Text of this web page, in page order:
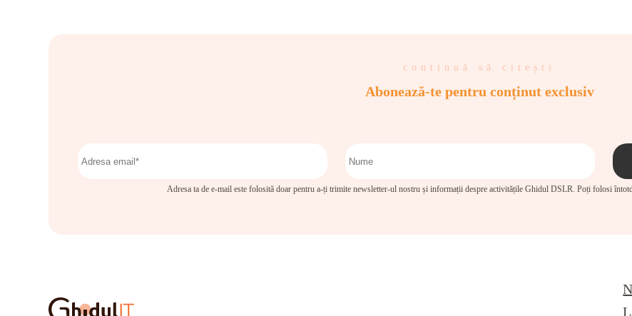
continuă să citești
Abonează-te pentru conținut exclusiv
Adresa ta de e-mail este folosită doar pentru a-ți trimite newsletter-ul nostru și informații despre activitățile Ghidul DSLR. Poți folosi